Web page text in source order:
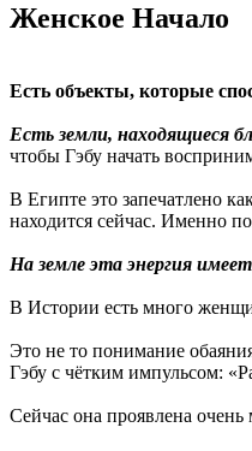
Женское Начало
Есть объекты, которые
Есть земли, находящиеся
чтобы Гэбу начать
В Египте это запечатлено
находится сейчас. Именно
На земле эта энергия
В Истории есть много
Это не то понимание
Гэбу с чётким импульсом:
Сейчас она проявлена